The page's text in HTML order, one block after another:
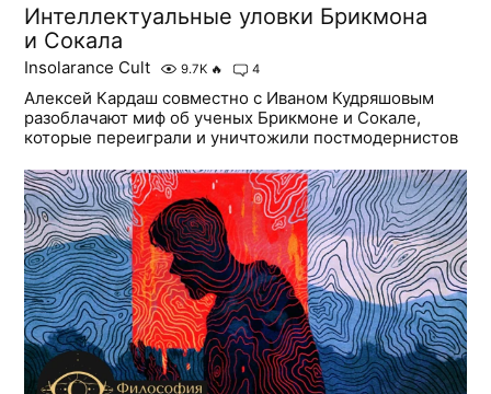
Интеллектуальные уловки Брикмона
и Сокала
Insolarance Cult 9.7K 🔥 4
Алексей Кардаш совместно с Иваном Кудряшовым
разоблачают миф об ученых Брикмоне и Сокале,
которые переиграли и уничтожили постмодернистов